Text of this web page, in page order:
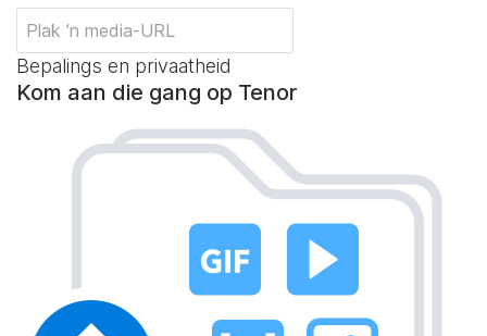
Bepalings en privaatheid
Kom aan die gang op Tenor